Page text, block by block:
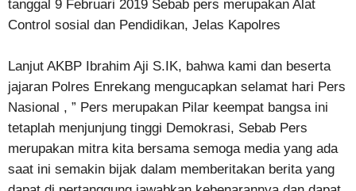
tanggal 9 Februari 2019 Sebab pers merupakan Alat
Control sosial dan Pendidikan, Jelas Kapolres
Lanjut AKBP Ibrahim Aji S.IK, bahwa kami dan beserta
jajaran Polres Enrekang mengucapkan selamat hari Pers
Nasional , ” Pers merupakan Pilar keempat bangsa ini
tetaplah menjunjung tinggi Demokrasi, Sebab Pers
merupakan mitra kita bersama semoga media yang ada
saat ini semakin bijak dalam memberitakan berita yang